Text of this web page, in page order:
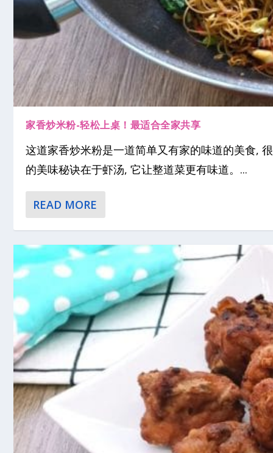
家香炒米粉-轻松上桌！最适合全家共享
这道家香炒米粉是一道简单又有家的味道的美食,
的美味秘诀在于虾汤, 它让整道菜更有味道。...
READ MORE